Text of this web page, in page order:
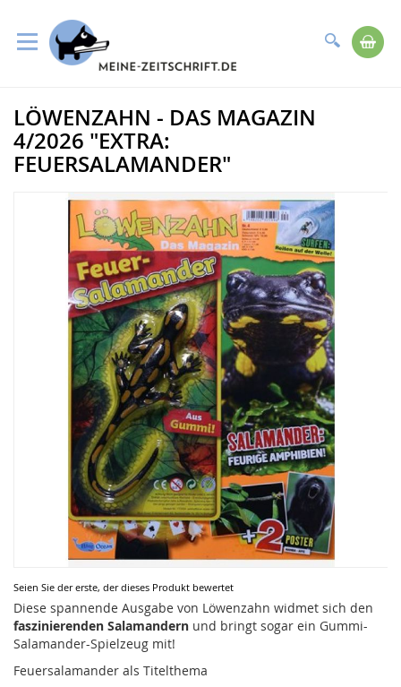
Suche
zum
Inhalt
Seien Sie der erste, der dieses Produkt bewertet
Diese spannende Ausgabe von Löwenzahn widmet sich den
faszinierenden Salamandern und bringt sogar ein Gummi-
Salamander-Spielzeug mit!
Feuersalamander als Titelthema
Zum
Ende
der
Bildergalerie
LÖWENZAHN - DAS MAGAZIN
4/2026 "EXTRA:
FEUERSALAMANDER"
Zum
Anfang
der
Bildergalerie